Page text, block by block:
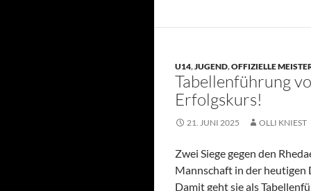
U14,JUGEND,OFFIZIELLE
Tabellenführung
Erfolgskurs!
21. JUNI 2025 OLLI KNIEST
Zwei Siege gegen den
Mannschaft in der
Damit geht sie als